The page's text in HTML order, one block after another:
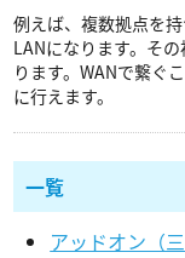
例えば、複数拠点を
LANになります。そ
ります。WANで繋ぐ
に行えます。
一覧
アッドオン（三